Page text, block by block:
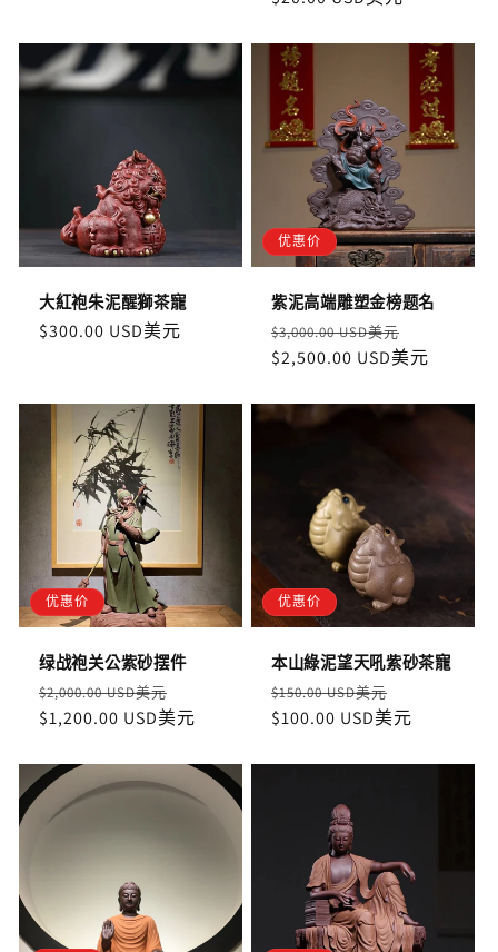
大紅袍朱泥醒獅茶寵
定
$300.00 USD美元
优惠价
紫泥高端雕塑金榜题名
定
價
$3,000.00 USD美元
價
$2,500.00 USD美元
优惠价
绿战袍关公紫砂摆件
定
價
$2,000.00 USD美元
價
$1,200.00 USD美元
优惠价
本山綠泥望天吼紫砂茶寵
定
價
$150.00 USD美元
價
$100.00 USD美元